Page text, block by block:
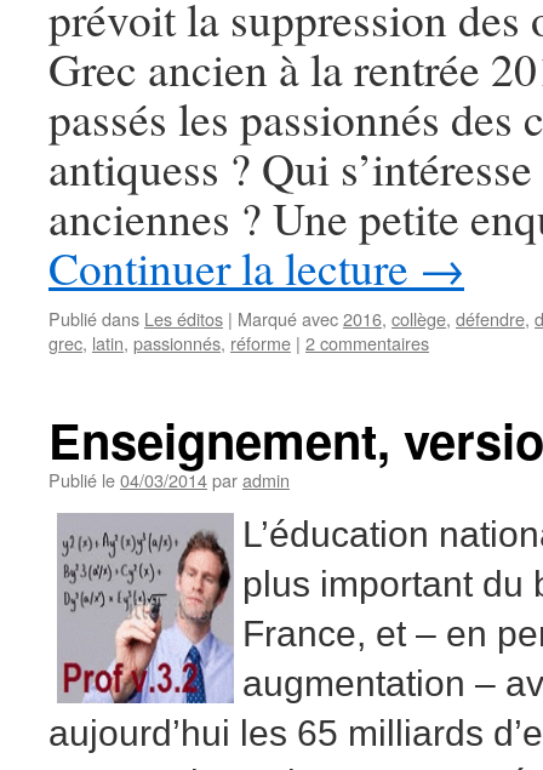
prévoit la suppression
Grec ancien à la rentrée
passés les passionnés des
antiquess ? Qui
anciennes ? Une petite
Continuer la lecture →
Publié dans Les éditos | Marqué avec2016, collège, défendre,
grec, latin, passionnés, réforme | 2 commentaires
Enseignement,
Publié le04/03/2014paradmin
L’éducation
plus important du
France, et – en
augmentation –
aujourd’hui les 65 milliards